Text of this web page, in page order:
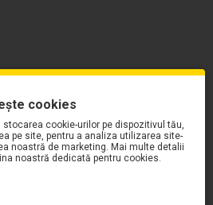
cookies
cookie-urilor pe dispozitivul tău,
pe site, pentru a analiza utilizarea site-
noastră de marketing. Mai multe detalii
noastră dedicată pentru cookies.